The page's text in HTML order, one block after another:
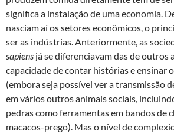
significa a instalação de uma economia.
nasciam aí os setores econômicos, o
ser as indústrias. Anteriormente, as
sapiens já se diferenciavam das de outros
capacidade de contar histórias e ensinar
(embora seja possível ver a transmissão
em vários outros animais sociais,
pedras como ferramentas em bandos de
macacos-prego). Mas o nível de